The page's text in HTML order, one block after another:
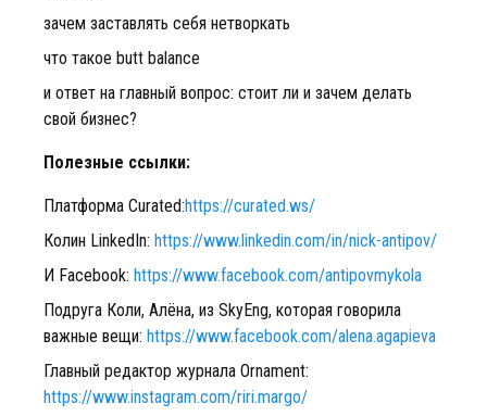
зачем заставлять себя нетворкать
что такое butt balance
и ответ на главный вопрос: стоит ли и зачем делать
свой бизнес?
Полезные ссылки:
Платформа Curated:https://curated.ws/
Колин LinkedIn: https://www.linkedin.com/in/nick-antipov/
И Facebook: https://www.facebook.com/antipovmykola
Подруга Коли, Алёна, из SkyEng, которая говорила
важные вещи: https://www.facebook.com/alena.agapieva
Главный редактор журнала Ornament:
https://www.instagram.com/riri.margo/